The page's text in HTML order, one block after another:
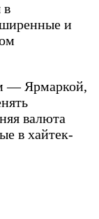
в
и
— Ярмаркой,
валюта
в хайтек-